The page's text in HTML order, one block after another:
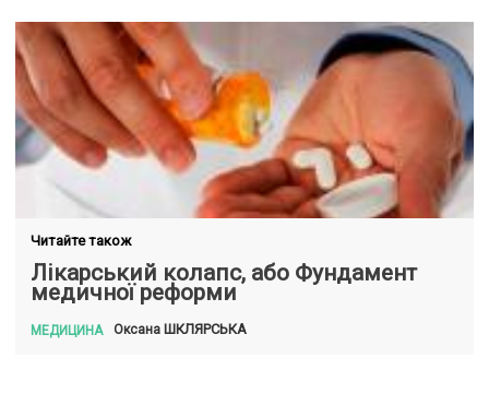
Читайте також
Лікарський колапс, або Фундамент
медичної реформи
МЕДИЦИНА Оксана ШКЛЯРСЬКА